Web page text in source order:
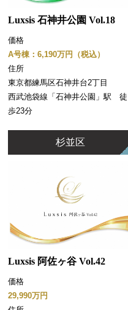
Luxsis 石神井公園 Vol.18
価格
A号棟：6,190万円（税込）
住所
東京都練馬区石神井台2丁目
西武池袋線「石神井公園」駅 徒
歩23分
杉並区
Luxsis 阿佐ヶ谷 Vol.42
価格
29,990万円